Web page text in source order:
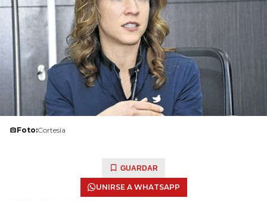
Foto:Cortesía
GUARDAR
UNIRSE A WHATSAPP